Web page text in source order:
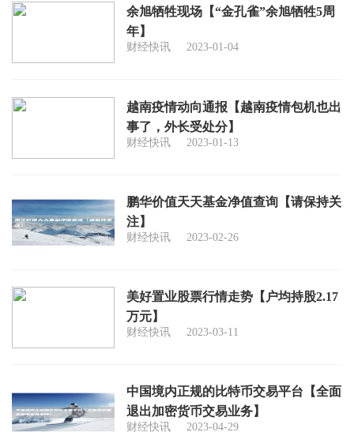
余旭牺牲现场【“金孔雀”余旭牺牲5周
年】
财经快讯 2023-01-04
越南疫情动向通报【越南疫情包机也出
事了，外长受处分】
财经快讯 2023-01-13
鹏华价值天天基金净值查询【请保持关
注】
财经快讯 2023-02-26
美好置业股票行情走势【户均持股2.17
万元】
财经快讯 2023-03-11
中国境内正规的比特币交易平台【全面
退出加密货币交易业务】
财经快讯 2023-04-29